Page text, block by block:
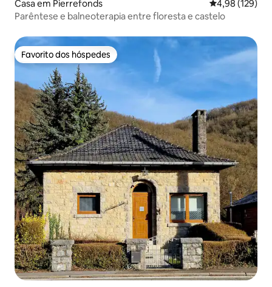
Casa em Pierrefonds Classificação
4,98 (129)
Parêntese e balneoterapia entre floresta e castelo
Favorito dos hóspedes
Favorito dos hóspedes